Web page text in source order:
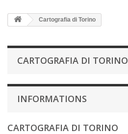
Cartografia di Torino
CARTOGRAFIA DI TORINO
INFORMATIONS
CARTOGRAFIA DI TORINO